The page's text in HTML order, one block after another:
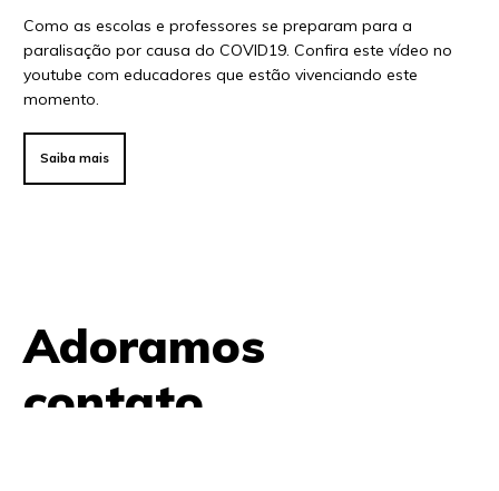
Para Educadores
Para Instituições
Para Líderes
Como as escolas e professores se preparam para a
paralisação por causa do COVID19. Confira este vídeo no
youtube com educadores que estão vivenciando este
momento.
Saiba mais
Adoramos
contato.